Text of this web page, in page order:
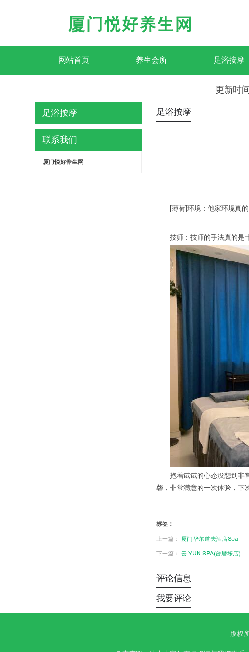
网站首页 养生会所 足浴按摩
更新时
足浴按摩
联系我们
厦门悦好养生网
足浴按摩
[薄荷]环境：他家环境真的
技师：技师的手法真的是十
抱着试试的心态没想到非常
馨，非常满意的一次体验，下
标签：
上一篇： 厦门华尔道夫酒店Spa
下一篇： 云·YUN SPA(曾厝垵店)
评论信息
我要评论
版权